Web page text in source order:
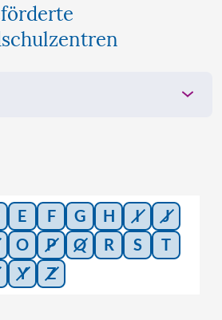
16
E F G H I
J
O P Q R S
T
Y Z